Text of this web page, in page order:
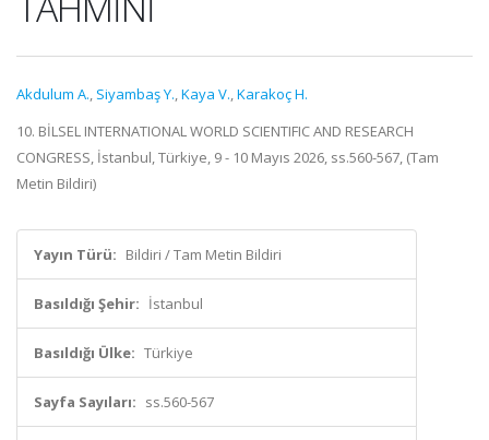
Akdulum A., Siyambaş Y.,Kaya V.,Karakoç H.
10. BİLSEL INTERNATIONAL WORLD SCIENTIFIC AND RESEARCH
CONGRESS, İstanbul, Türkiye, 9 - 10 Mayıs 2026, ss.560-567, (Tam
Metin Bildiri)
Yayın Türü: Bildiri / Tam Metin Bildiri
Basıldığı Şehir: İstanbul
Basıldığı Ülke: Türkiye
Sayfa Sayıları: ss.560-567